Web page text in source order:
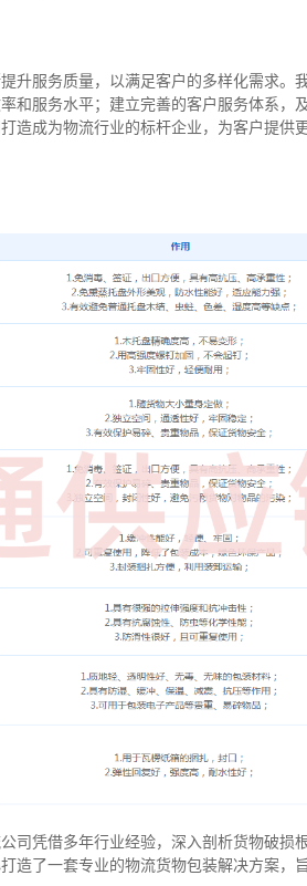
升服务质量，以满足客户的多样化需求。
和服务水平；建立完善的客户服务体系，
造成为物流行业的标杆企业，为客户提供
司凭借多年行业经验，深入剖析货物破损
造了一套专业的物流货物包装解决方案，